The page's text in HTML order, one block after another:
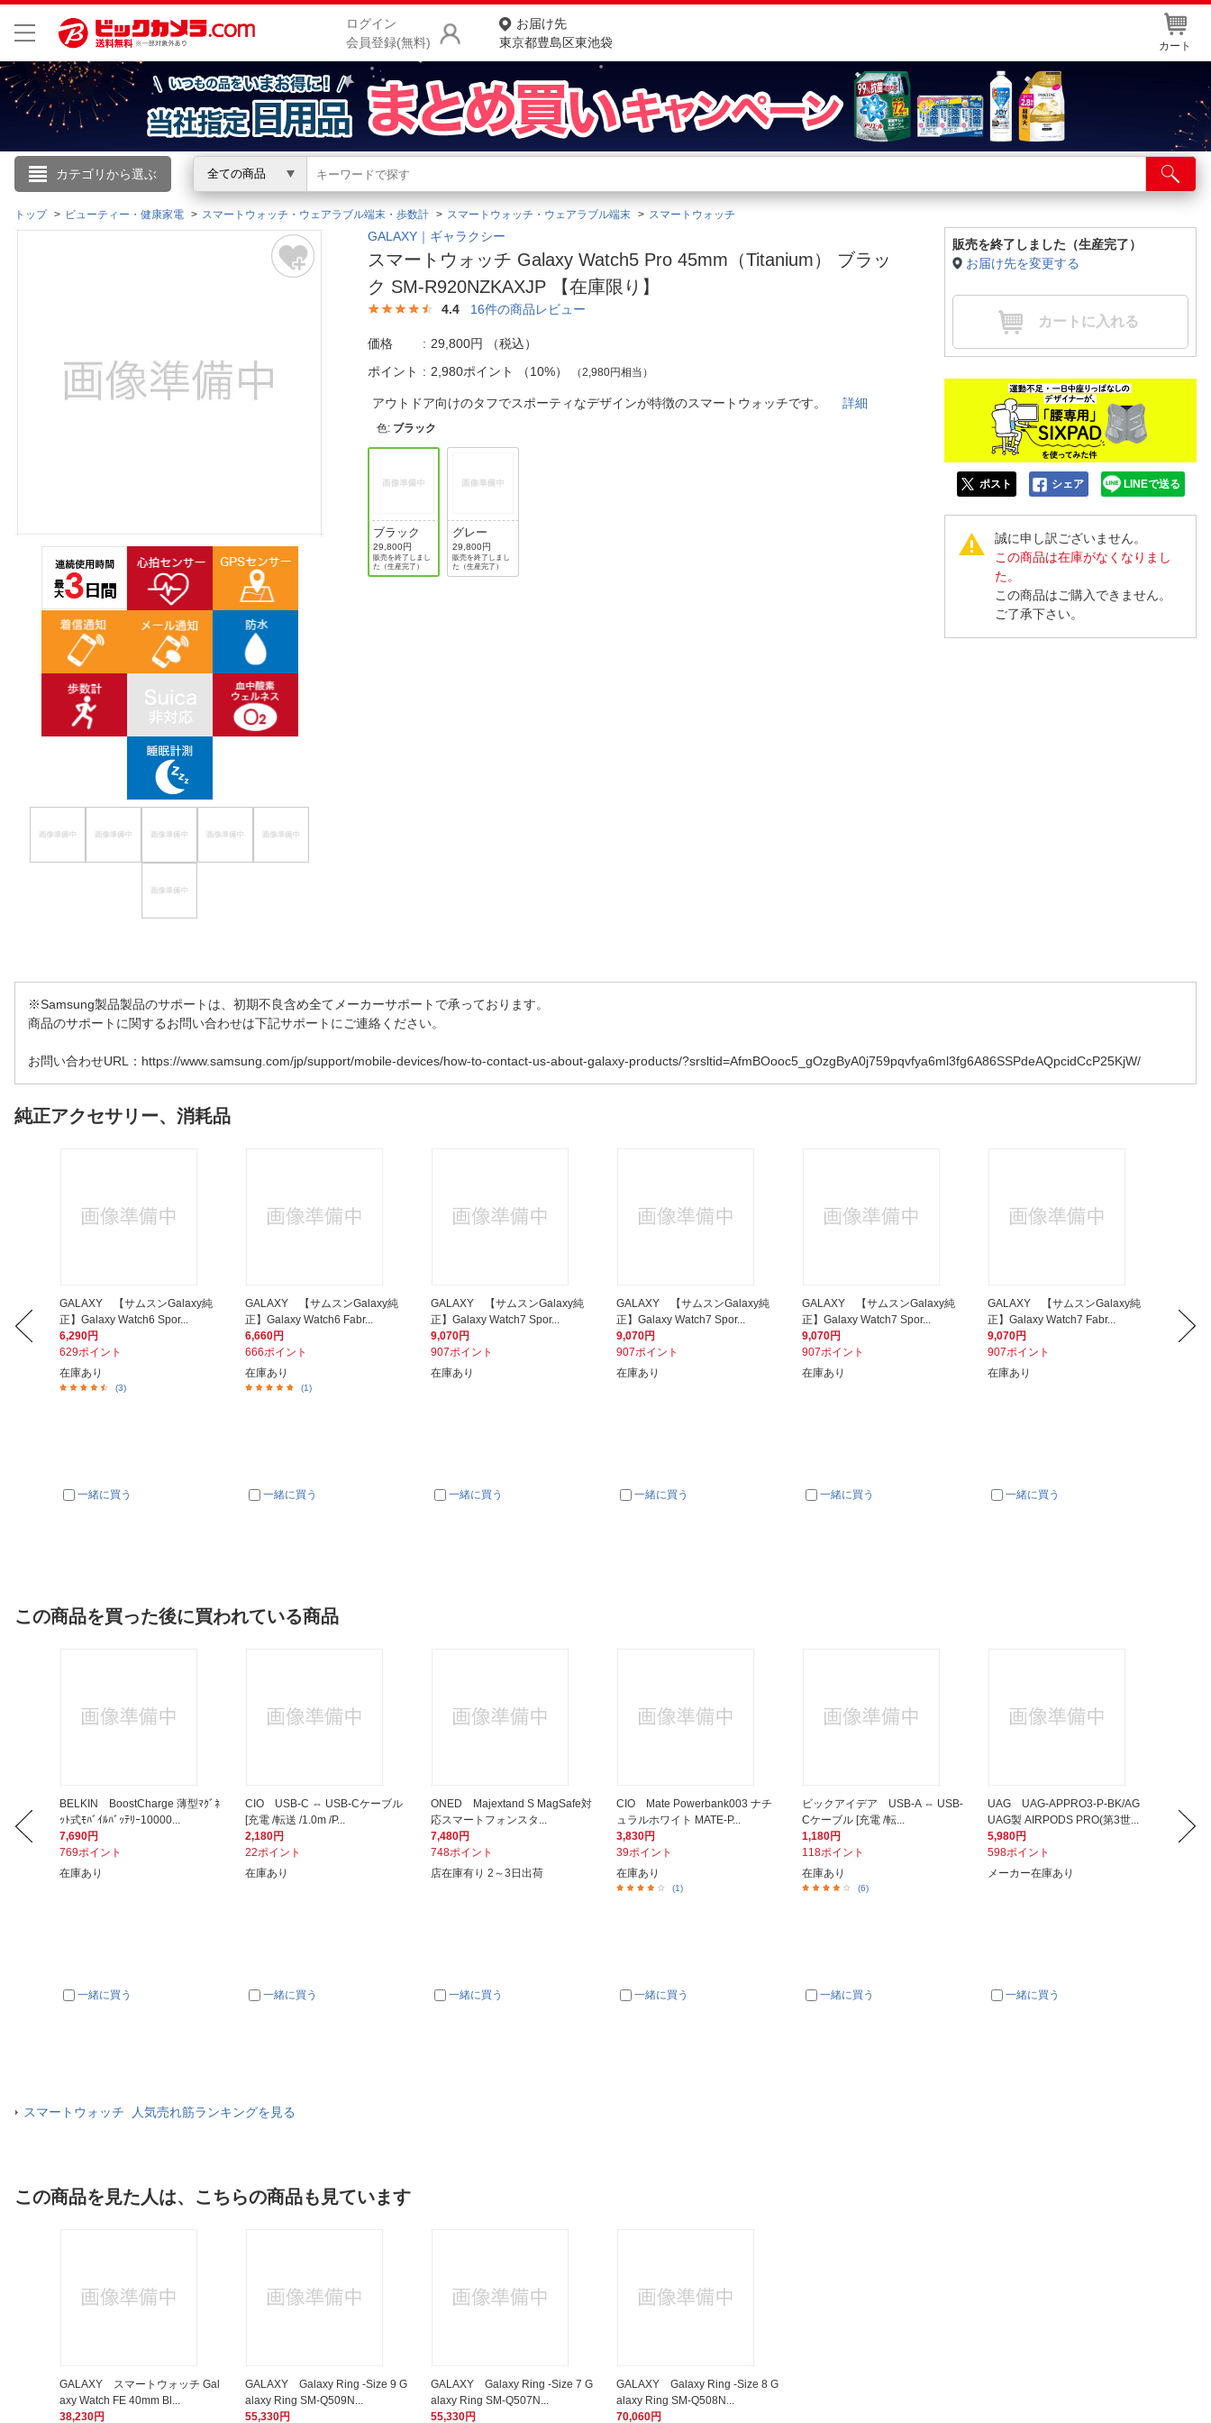
ログイン
会員登録(無料)
お届け先
東京都豊島区東池袋
カート
カテゴリから選ぶ 全ての商品
こんにちは
ログイン
閲覧履歴
商品をさがす
ランキングからさがす
カテゴリ一覧からさがす
お客様サポート
ご利用ガイド
よくある質問・お問合せ
ご利用規約
店舗サービス
ネット取り置き
店舗情報・店舗一覧
法人窓口
トップ ビューティー・健康家電 スマートウォッチ・ウェアラブル端末・歩数計 スマートウォッチ・ウェアラブル端末 スマートウォッチ
GALAXY｜ギャラクシー
スマートウォッチ Galaxy Watch5 Pro 45mm（Titanium） ブラッ
ク SM-R920NZKAXJP 【在庫限り】
4.4 16件の商品レビュー
価格 29,800円
（税込）
ポイント
2,980ポイント （10%） （2,980円相当）
アウトドア向けのタフでスポーティなデザインが特徴のスマートウォッチです。詳細
色: ブラック
ブラック
29,800円
販売を終了しまし
た（生産完了）
グレー
29,800円
販売を終了しまし
た（生産完了）
販売を終了しました（生産完了）
お届け先を変更する
カートに入れる
ポスト シェア LINEで送る
誠に申し訳ございません。
この商品は在庫がなくなりまし
た。
この商品はご購入できません。
ご了承下さい。
※Samsung製品製品のサポートは、初期不良含め全てメーカーサポートで承っております。
商品のサポートに関するお問い合わせは下記サポートにご連絡ください。
お問い合わせURL：https://www.samsung.com/jp/support/mobile-devices/how-to-contact-us-about-galaxy-products/?srsltid=AfmBOooc5_gOzgByA0j759pqvfya6ml3fg6A86SSPdeAQpcidCcP25KjW/
純正アクセサリー、消耗品
GALAXY 【サムスンGalaxy純
正】Galaxy Watch6 Spor...
6,290円
629ポイント
在庫あり
(3)
一緒に買う
GALAXY 【サムスンGalaxy純
正】Galaxy Watch6 Fabr...
6,660円
666ポイント
在庫あり
(1)
一緒に買う
GALAXY 【サムスンGalaxy純
正】Galaxy Watch7 Spor...
9,070円
907ポイント
在庫あり
一緒に買う
GALAXY 【サムスンGalaxy純
正】Galaxy Watch7 Spor...
9,070円
907ポイント
在庫あり
一緒に買う
GALAXY 【サムスンGalaxy純
正】Galaxy Watch7 Spor...
9,070円
907ポイント
在庫あり
一緒に買う
GALAXY 【サムスンGalaxy純
正】Galaxy Watch7 Fabr...
9,070円
907ポイント
在庫あり
一緒に買う
正】
5,770円
この商品を買った後に買われている商品
BELKIN BoostCharge 薄型ﾏｸﾞﾈ
ｯﾄ式ﾓﾊﾞｲﾙﾊﾞｯﾃﾘｰ10000...
7,690円
769ポイント
在庫あり
一緒に買う
CIO USB-C ⇔ USB-Cケーブル
[充電 /転送 /1.0m /P...
2,180円
22ポイント
在庫あり
一緒に買う
ONED Majextand S MagSafe対
応スマートフォンスタ...
7,480円
748ポイント
店在庫有り 2～3日出荷
一緒に買う
CIO Mate Powerbank003 ナチ
ュラルホワイト MATE-P...
3,830円
39ポイント
在庫あり
(1)
一緒に買う
ビックアイデア USB-A ⇔ USB-
Cケーブル [充電 /転...
1,180円
118ポイント
在庫あり
(6)
一緒に買う
UAG UAG-APPRO3-P-BK/AG
UAG製 AIRPODS PRO(第3世...
5,980円
598ポイント
メーカー在庫あり
一緒に買う
Cケー
1,380円
スマートウォッチ 人気売れ筋ランキングを見る
この商品を見た人は、こちらの商品も見ています
GALAXY スマートウォッチ Gal
axy Watch FE 40mm Bl...
38,230円
GALAXY Galaxy Ring -Size 9 G
alaxy Ring SM-Q509N...
55,330円
GALAXY Galaxy Ring -Size 7 G
alaxy Ring SM-Q507N...
55,330円
GALAXY Galaxy Ring -Size 8 G
alaxy Ring SM-Q508N...
70,060円